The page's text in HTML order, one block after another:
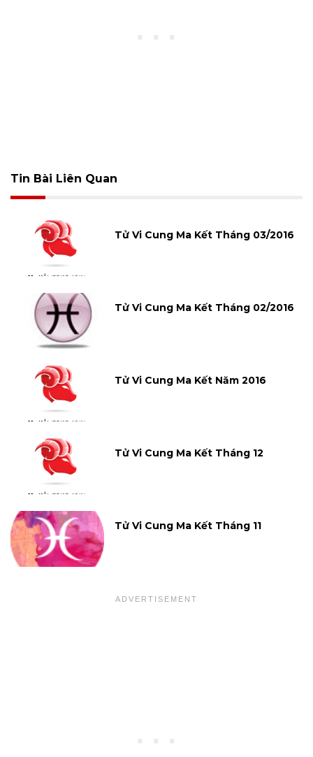
Tin Bài Liên Quan
Tử Vi Cung Ma Kết Tháng 03/2016
Tử Vi Cung Ma Kết Tháng 02/2016
Tử Vi Cung Ma Kết Năm 2016
Tử Vi Cung Ma Kết Tháng 12
Tử Vi Cung Ma Kết Tháng 11